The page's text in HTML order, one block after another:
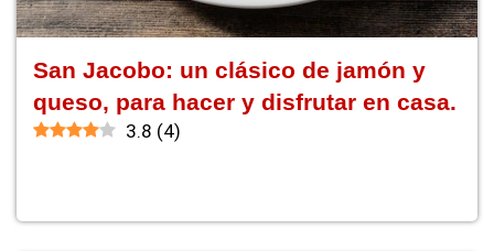
San Jacobo: un clásico de jamón y
queso, para hacer y disfrutar en casa.
3.8 (4)